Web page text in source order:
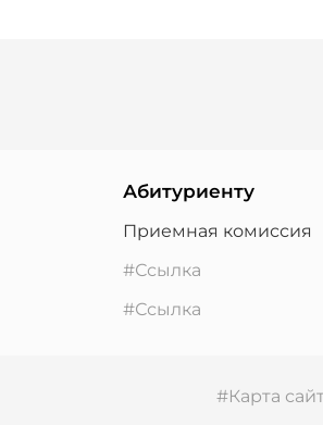
Абитуриенту
Приемная комиссия
#Ссылка
#Ссылка
#Карта